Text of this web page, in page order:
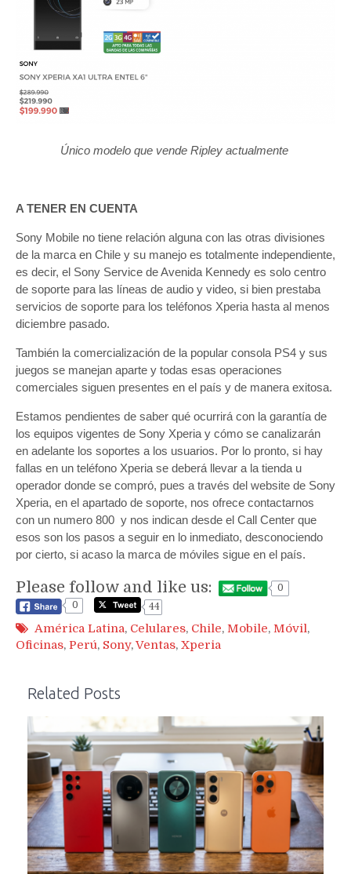
Único modelo que vende Ripley actualmente
A TENER EN CUENTA
Sony Mobile no tiene relación alguna con las otras divisiones
de la marca en Chile y su manejo es totalmente independiente,
es decir, el Sony Service de Avenida Kennedy es solo centro
de soporte para las líneas de audio y video, si bien prestaba
servicios de soporte para los teléfonos Xperia hasta al menos
diciembre pasado.
También la comercialización de la popular consola PS4 y sus
juegos se manejan aparte y todas esas operaciones
comerciales siguen presentes en el país y de manera exitosa.
Estamos pendientes de saber qué ocurrirá con la garantía de
los equipos vigentes de Sony Xperia y cómo se canalizarán
en adelante los soportes a los usuarios. Por lo pronto, si hay
fallas en un teléfono Xperia se deberá llevar a la tienda u
operador donde se compró, pues a través del website de Sony
Xperia, en el apartado de soporte, nos ofrece contactarnos
con un numero 800 y nos indican desde el Call Center que
esos son los pasos a seguir en lo inmediato, desconociendo
por cierto, si acaso la marca de móviles sigue en el país.
Please follow and like us:
0
0
44
América Latina, Celulares, Chile, Mobile, Móvil,
Oficinas, Perú, Sony,Ventas, Xperia
Related Posts